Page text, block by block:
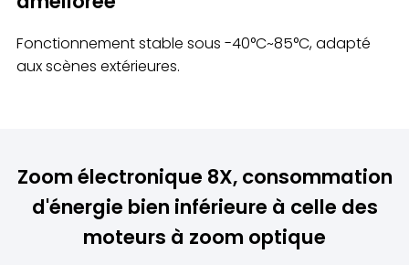
Fonctionnement stable sous -40°C~85°C, adapté
aux scènes extérieures.
Zoom électronique 8X, consommation
d'énergie bien inférieure à celle des
moteurs à zoom optique